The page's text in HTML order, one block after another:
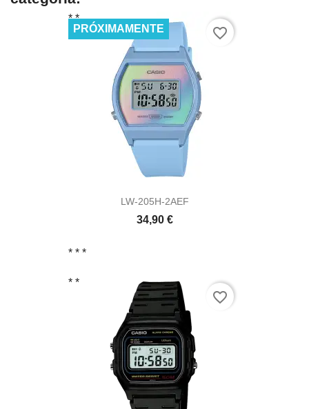
LW-205H-2AEF
34,90 €
* *
* *
*
PRÓXIMAMENTE favorite_border
* *
favorite_border